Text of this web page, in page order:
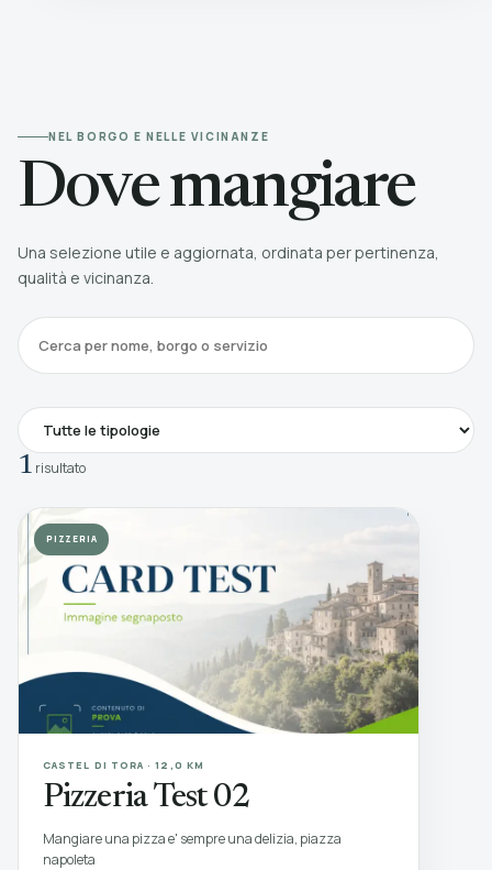
NEL BORGO E NELLE VICINANZE
Dove mangiare
Una selezione utile e aggiornata, ordinata per pertinenza,
qualità e vicinanza.
1 risultato
PIZZERIA
CASTEL DI TORA · 12,0 KM
Pizzeria Test 02
Mangiare una pizza e' sempre una delizia, piazza
napoleta